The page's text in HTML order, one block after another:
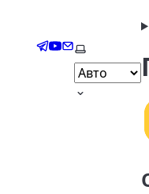
Telegram
YouTube
EmailВыберите